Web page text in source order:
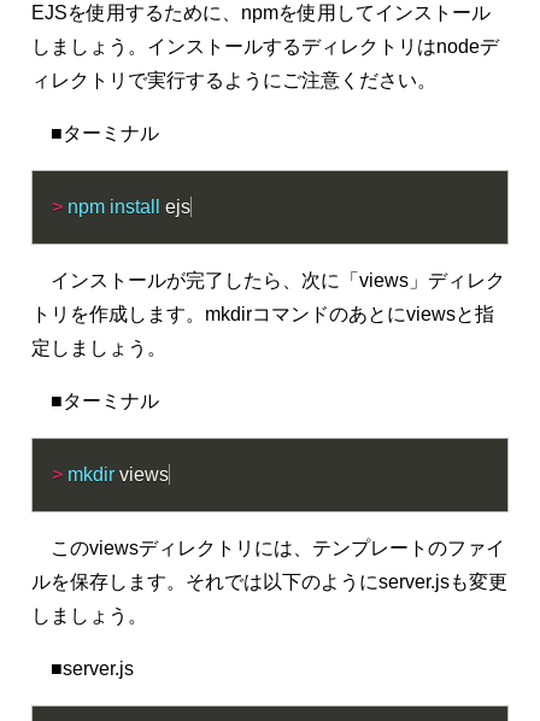
EJSを使用するために、npmを使用してインストール
しましょう。インストールするディレクトリはnodeデ
ィレクトリで実行するようにご注意ください。
■ターミナル
> npm install ejs
インストールが完了したら、次に「views」ディレク
トリを作成します。mkdirコマンドのあとにviewsと指
定しましょう。
■ターミナル
> mkdir views
このviewsディレクトリには、テンプレートのファイ
ルを保存します。それでは以下のようにserver.jsも変更
しましょう。
■server.js